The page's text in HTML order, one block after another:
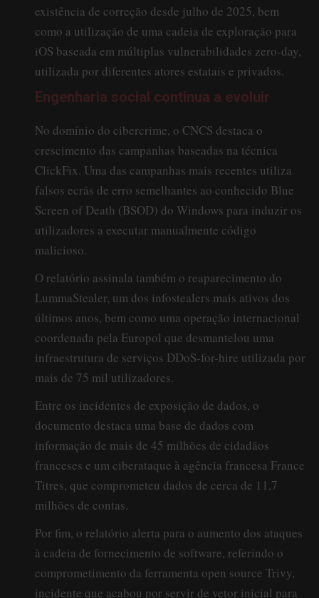
existência de correção desde julho de 2025, bem
como a utilização de uma cadeia de exploração para
iOS baseada em múltiplas vulnerabilidades zero-day,
utilizada por diferentes atores estatais e privados.
Engenharia social continua a evoluir
No domínio do cibercrime, o CNCS destaca o
crescimento das campanhas baseadas na técnica
ClickFix. Uma das campanhas mais recentes utiliza
falsos ecrãs de erro semelhantes ao conhecido Blue
Screen of Death (BSOD) do Windows para induzir os
utilizadores a executar manualmente código
malicioso.
O relatório assinala também o reaparecimento do
LummaStealer, um dos infostealers mais ativos dos
últimos anos, bem como uma operação internacional
coordenada pela Europol que desmantelou uma
infraestrutura de serviços DDoS-for-hire utilizada por
mais de 75 mil utilizadores.
Entre os incidentes de exposição de dados, o
documento destaca uma base de dados com
informação de mais de 45 milhões de cidadãos
franceses e um ciberataque à agência francesa France
Titres, que comprometeu dados de cerca de 11,7
milhões de contas.
Por fim, o relatório alerta para o aumento dos ataques
à cadeia de fornecimento de software, referindo o
comprometimento da ferramenta open source Trivy,
incidente que acabou por servir de vetor inicial para